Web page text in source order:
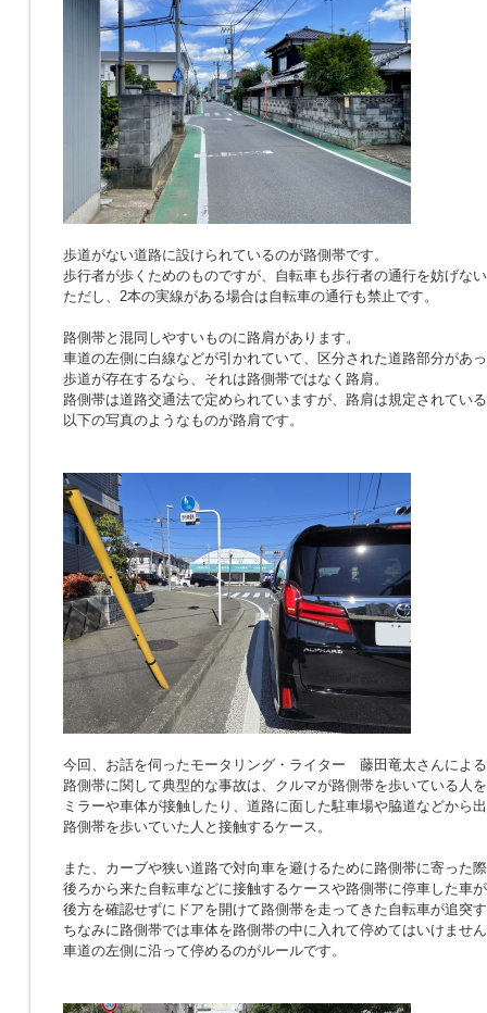
歩道がない道路に設けられているのが路側帯です。
歩行者が歩くためのものですが、自転車も歩行者の通行を妨げな
ただし、2本の実線がある場合は自転車の通行も禁止です。
路側帯と混同しやすいものに路肩があります。
車道の左側に白線などが引かれていて、区分された道路部分があ
歩道が存在するなら、それは路側帯ではなく路肩。
路側帯は道路交通法で定められていますが、路肩は規定されてい
以下の写真のようなものが路肩です。
今回、お話を伺ったモータリング・ライター 藤田竜太さんによ
路側帯に関して典型的な事故は、クルマが路側帯を歩いている人
ミラーや車体が接触したり、道路に面した駐車場や脇道などから
路側帯を歩いていた人と接触するケース。
また、カーブや狭い道路で対向車を避けるために路側帯に寄った
後ろから来た自転車などに接触するケースや路側帯に停車した車
後方を確認せずにドアを開けて路側帯を走ってきた自転車が追突
ちなみに路側帯では車体を路側帯の中に入れて停めてはいけませ
車道の左側に沿って停めるのがルールです。